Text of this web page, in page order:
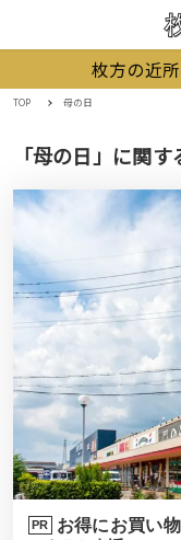
枚方の近
TOP 母の日
「母の日」に関
PR
お得にお買い